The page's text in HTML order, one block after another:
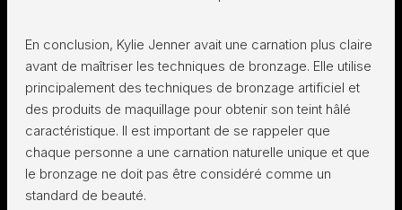
En conclusion, Kylie Jenner avait une carnation plus claire
avant de maîtriser les techniques de bronzage. Elle utilise
principalement des techniques de bronzage artificiel et
des produits de maquillage pour obtenir son teint hâlé
caractéristique. Il est important de se rappeler que
chaque personne a une carnation naturelle unique et que
le bronzage ne doit pas être considéré comme un
standard de beauté.